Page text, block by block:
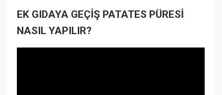
EK GIDAYA GEÇİŞ PATATES PÜRESİ
NASIL YAPILIR?